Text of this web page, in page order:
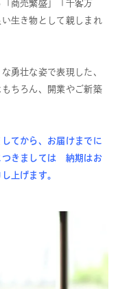
商売繁盛」「千客万
生き物として親しまれ
勇壮な姿で表現した、
ちろん、開業やご新築
てから、お届けまでに
つきましては 納期はお
上げます。